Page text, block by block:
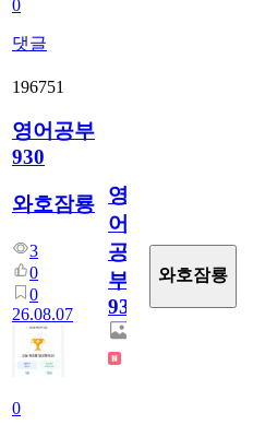
0
댓글
196751
영어공부
930
와호잠룡
3
0
0
26.08.07
0
영
어
공
부
930
와호잠룡